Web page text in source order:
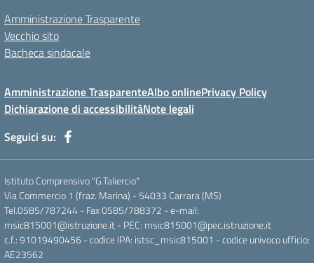
Amministrazione Trasparente
Vecchio sito
Bacheca sindacale
Amministrazione TrasparenteAlbo onlinePrivacy Policy
Dichiarazione di accessibilitàNote legali
Seguici su:
Istituto Comprensivo "G.Taliercio"
Via Commercio 1 (fraz. Marina) - 54033 Carrara (MS)
Tel.0585/787244 - Fax 0585/788372 - e-mail:
msic815001@istruzione.it - PEC: msic815001@pec.istruzione.it
c.f.: 91019490456 - codice IPA: istsc_msic815001 - codice univoco ufficio:
AE23562